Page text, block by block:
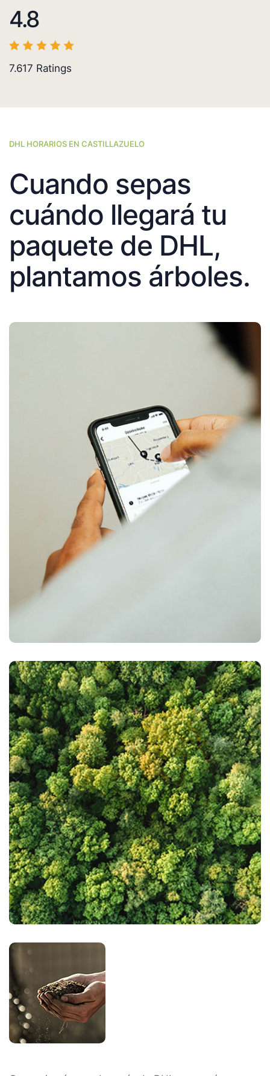
4.8
7.617 Ratings
DHL HORARIOS EN CASTILLAZUELO
Cuando sepas
cuándo llegará tu
paquete de DHL,
plantamos árboles.